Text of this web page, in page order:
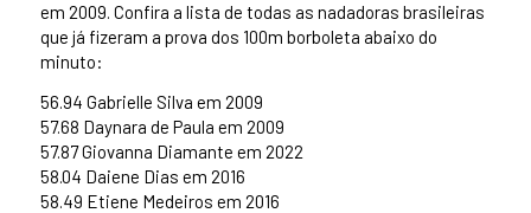
em 2009. Confira a lista de todas as nadadoras brasileiras
que já fizeram a prova dos 100m borboleta abaixo do
minuto:
56.94 Gabrielle Silva em 2009
57.68 Daynara de Paula em 2009
57.87 Giovanna Diamante em 2022
58.04 Daiene Dias em 2016
58.49 Etiene Medeiros em 2016